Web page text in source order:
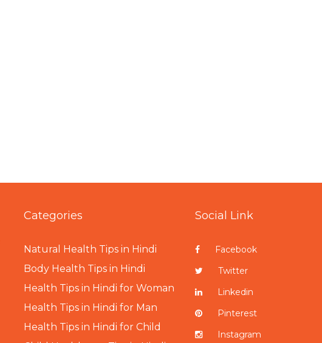
Categories
Natural Health Tips in Hindi
Body Health Tips in Hindi
Health Tips in Hindi for Woman
Health Tips in Hindi for Man
Health Tips in Hindi for Child
Social Link
Facebook
Twitter
Linkedin
Pinterest
Instagram